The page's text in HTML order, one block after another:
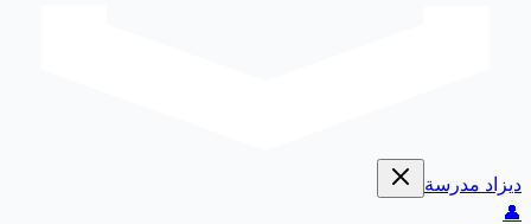
ديزاد مدرسة
👤